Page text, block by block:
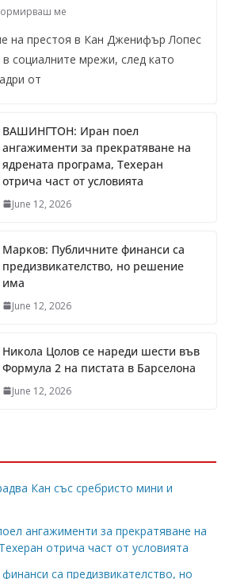
ме
на престоя в Кан Дженифър Лопес
социалните мрежи, след като
от
ВАШИНГТОН: Иран поел
ангажименти за прекратяване на
ядрената програма, Техеран
отрича част от условията
June 12, 2026
Марков: Публичните финанси са
предизвикателство, но решение
има
June 12, 2026
Никола Цолов се нареди шести във
Формула 2 на пистата в Барселона
June 12, 2026
Кан със сребристо мини и
ангажименти за прекратяване на
отрича част от условията
са предизвикателство, но